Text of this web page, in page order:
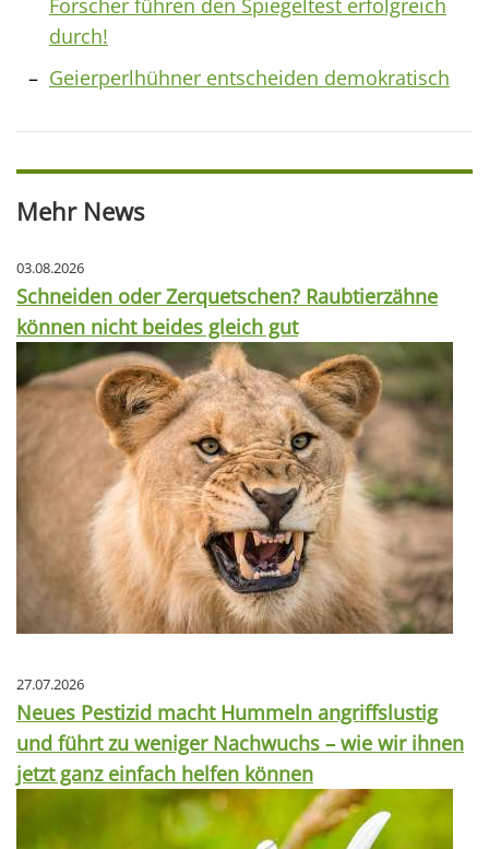
Forscher führen den Spiegeltest erfolgreich
durch!
Geierperlhühner entscheiden demokratisch
Mehr News
03.08.2026
Schneiden oder Zerquetschen? Raubtierzähne
können nicht beides gleich gut
27.07.2026
Neues Pestizid macht Hummeln angriffslustig
und führt zu weniger Nachwuchs – wie wir ihnen
jetzt ganz einfach helfen können